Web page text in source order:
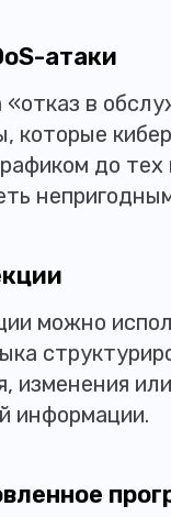
атаки
«отказ в
которые
до
можно
изменения
информации.